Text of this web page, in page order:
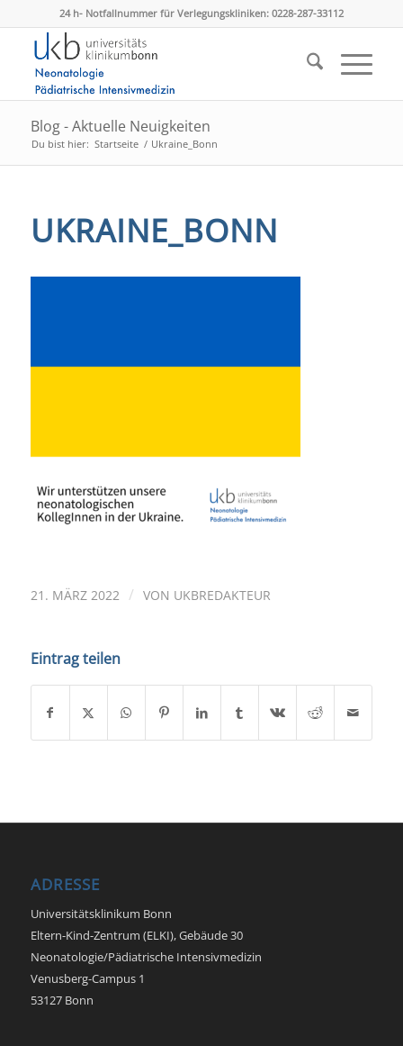
24 h- Notfallnummer für Verlegungskliniken: 0228-287-33112
Blog - Aktuelle Neuigkeiten
Du bist hier: Startseite / Ukraine_Bonn
UKRAINE_BONN
21. MÄRZ 2022 / VON UKBREDAKTEUR
Eintrag teilen
ADRESSE
Universitätsklinikum Bonn
Eltern-Kind-Zentrum (ELKI), Gebäude 30
Neonatologie/Pädiatrische Intensivmedizin
Venusberg-Campus 1
53127 Bonn